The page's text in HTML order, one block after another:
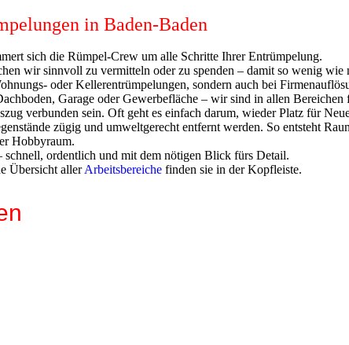
in Baden-Baden
sich die Rümpel-Crew um alle Schritte Ihrer Entrümpelung.
wir sinnvoll zu vermitteln oder zu spenden – damit so wenig
oder Kellerentrümpelungen, sondern auch bei
Garage oder Gewerbefläche – wir sind in allen Bereichen
verbunden sein. Oft geht es einfach darum, wieder Platz für
zügig und umweltgerecht entfernt werden. So entsteht
Hobbyraum.
ordentlich und mit dem nötigen Blick fürs Detail.
Übersicht allerArbeitsbereiche finden sie in der Kopfleiste.